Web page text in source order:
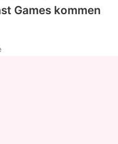
Games kommen